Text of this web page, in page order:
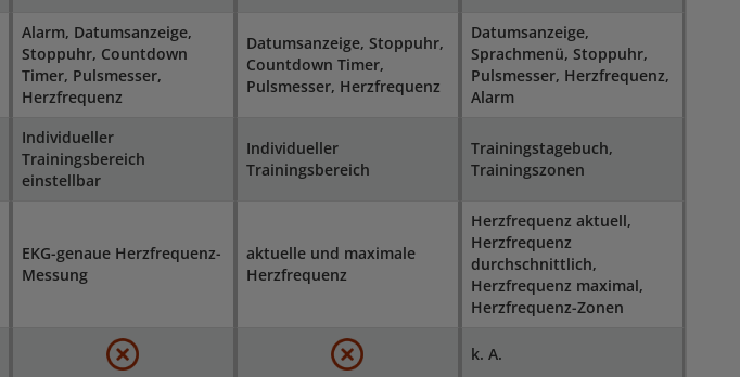
Alarm, Datumsanzeige,
Stoppuhr, Countdown
Timer, Pulsmesser,
Herzfrequenz
Datumsanzeige, Stoppuhr,
Countdown Timer,
Pulsmesser, Herzfrequenz
Datumsanzeige,
Sprachmenü, Stoppuhr,
Pulsmesser, Herzfrequenz,
Alarm
Individueller
Trainingsbereich
einstellbar
Individueller
Trainingsbereich
Trainingstagebuch,
Trainingszonen
EKG-genaue Herzfrequenz-
Messung
aktuelle und maximale
Herzfrequenz
Herzfrequenz aktuell,
Herzfrequenz
durchschnittlich,
Herzfrequenz maximal,
Herzfrequenz-Zonen
k. A.